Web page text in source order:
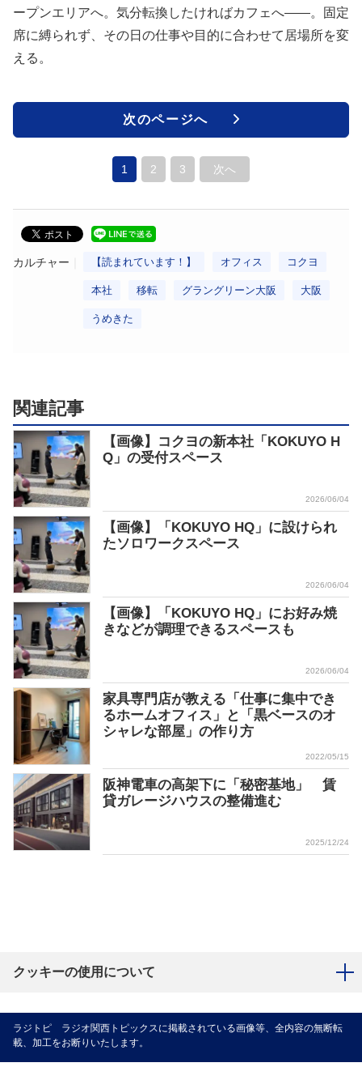
ープンエリアへ。気分転換したければカフェへ――。固定
席に縛られず、その日の仕事や目的に合わせて居場所を変
える。
次のページへ
1 2 3 次へ
カルチャー 【読まれています！】 オフィス コクヨ
本社 移転 グラングリーン大阪 大阪
うめきた
関連記事
【画像】コクヨの新本社「KOKUYO H
Q」の受付スペース
2026/06/04
【画像】「KOKUYO HQ」に設けられ
たソロワークスペース
2026/06/04
【画像】「KOKUYO HQ」にお好み焼
きなどが調理できるスペースも
2026/06/04
家具専門店が教える「仕事に集中でき
るホームオフィス」と「黒ベースのオ
シャレな部屋」の作り方
2022/05/15
阪神電車の高架下に「秘密基地」 賃
貸ガレージハウスの整備進む
2025/12/24
クッキーの使用について
ラジトピ ラジオ関西トピックスに掲載されている画像等、全内容の無断転
載、加工をお断りいたします。